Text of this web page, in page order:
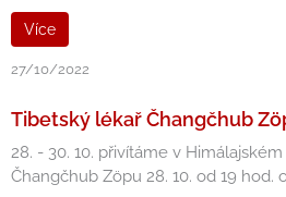
Více
27/10/2022
Tibetský lékař Čhangčhub
28. - 30. 10. přivítáme v
Čhangčhub Zöpu 28. 10. od 19 hod.